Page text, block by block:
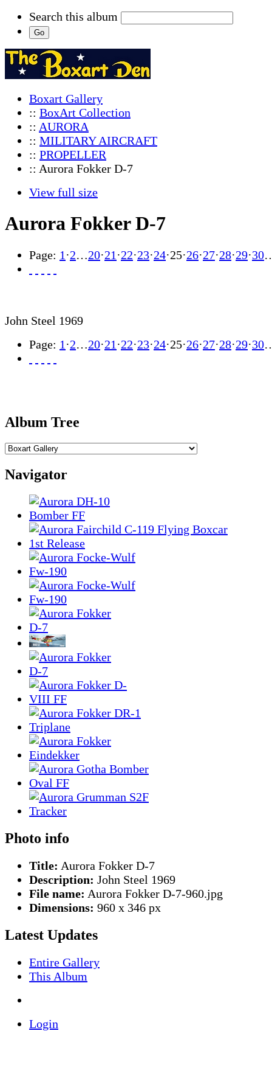
Search this album
Boxart Gallery
:: BoxArt Collection
:: AURORA
:: MILITARY AIRCRAFT
:: PROPELLER
:: Aurora Fokker D-7
View full size
Aurora Fokker D-7
Page: 1 ·2…20·21 ·22·23·24·25·26·27·28·29·30
John Steel 1969
Page: 1 ·2…20·21 ·22·23·24·25·26·27·28·29·30
Album Tree
Navigator
Photo info
Title: Aurora Fokker D-7
Description: John Steel 1969
File name: Aurora Fokker D-7-960.jpg
Dimensions: 960 x 346 px
Latest Updates
Entire Gallery
This Album
Login